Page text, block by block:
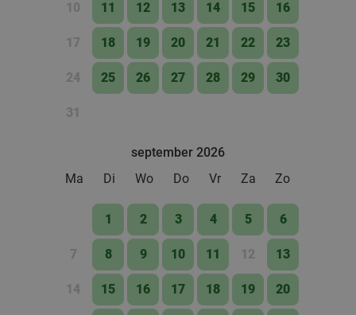
Morgen Ma Di Wo
Do
SPAR city Zutphen
27 min.
Regulier €9
Lunch voor 2 bij Fletcher Hotels
Fletcher Hotels
28 min.
Verkocht: 4.857 Regulier €33
€19
10 11 12 13 14 15 16
17 18 19 20 21 22 23
24 25 26 27 28 29 30
31
september 2026
Ma
Di Wo Do Vr Za Zo
1 2 3 4 5 6
7 8 9 10 11 12 13
14 15 16 17 18 19 20